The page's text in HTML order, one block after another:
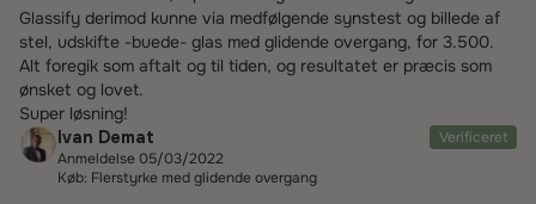
Glassify derimod kunne via medfølgende synstest og billede af
stel, udskifte -buede- glas med glidende overgang, for 3.500.
Alt foregik som aftalt og til tiden, og resultatet er præcis som
ønsket og lovet.
Super løsning!
Ivan Demat
Verificeret
Anmeldelse 05/03/2022
Køb: Flerstyrke med glidende overgang